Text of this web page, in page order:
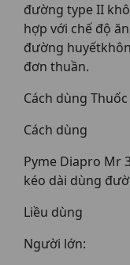
đường type II
hợp với chế độ
đường
đơn thuần.
Cách dùng
Cách dùng
Pyme Diapro Mr
kéo dài dùng
Liều dùng
Người lớn: